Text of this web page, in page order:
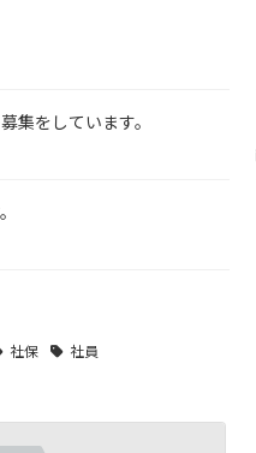
集をしています。
社保 社員